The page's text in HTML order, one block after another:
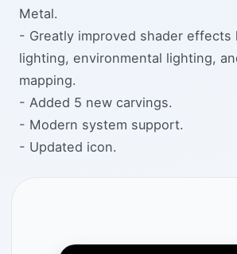
Metal.
- Greatly improved shader effects
lighting, environmental lighting,
mapping.
- Added 5 new carvings.
- Modern system support.
- Updated icon.